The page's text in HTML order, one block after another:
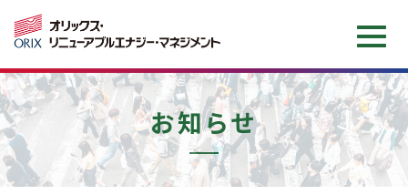
企業情報
サービス情報
お知らせ